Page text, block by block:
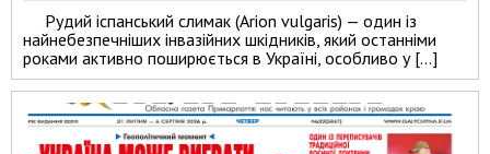
Рудий іспанський слимак (Arion vulgaris) — один із
найнебезпечніших інвазійних шкідників, який останніми
роками активно поширюється в Україні, особливо у […]